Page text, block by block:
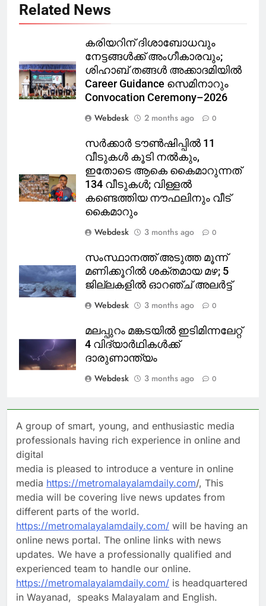
Related News
കരിയറിന് ദിശാബോധവും
നേട്ടങ്ങൾക്ക് അംഗീകാരവും;
ശിഹാബ് തങ്ങൾ അക്കാദമിയിൽ
Career Guidance സെമിനാറും
Convocation Ceremony–2026
Webdesk
2 months ago 0
സർക്കാർ ടൗൺഷിപ്പിൽ 11
വീടുകൾ കൂടി നൽകും,
ഇതോടെ ആകെ കൈമാറുന്നത്
134 വീടുകൾ; വിള്ളൽ
കണ്ടെത്തിയ നൗഫലിനും വീട്
കൈമാറും
Webdesk
3 months ago 0
സംസ്ഥാനത്ത് അടുത്ത മൂന്ന്
മണിക്കൂറിൽ ശക്തമായ മഴ; 5
ജില്ലകളിൽ ഓറഞ്ച് അലർട്ട്
Webdesk
3 months ago 0
മലപ്പുറം മങ്കടയിൽ ഇടിമിന്നലേറ്റ്
4 വിദ്യാർഥികൾക്ക്
ദാരുണാന്ത്യം
Webdesk
3 months ago 0
A group of smart, young, and enthusiastic media
professionals having rich experience in online and
digital
media is pleased to introduce a venture in online
media https://metromalayalamdaily.com/, This
media will be covering live news updates from
different parts of the world.
https://metromalayalamdaily.com/ will be having an
online news portal. The online links with news
updates. We have a professionally qualified and
experienced team to handle our online.
https://metromalayalamdaily.com/ is headquartered
in Wayanad, speaks Malayalam and English.